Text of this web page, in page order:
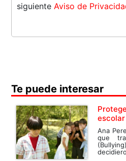
siguienteAviso de
Te puede interesar
escolar
Ana
que